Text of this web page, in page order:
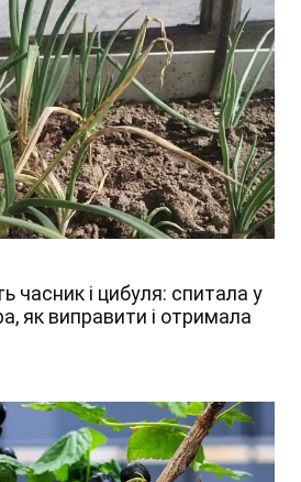
часник і цибуля: спитала у
як виправити і отримала